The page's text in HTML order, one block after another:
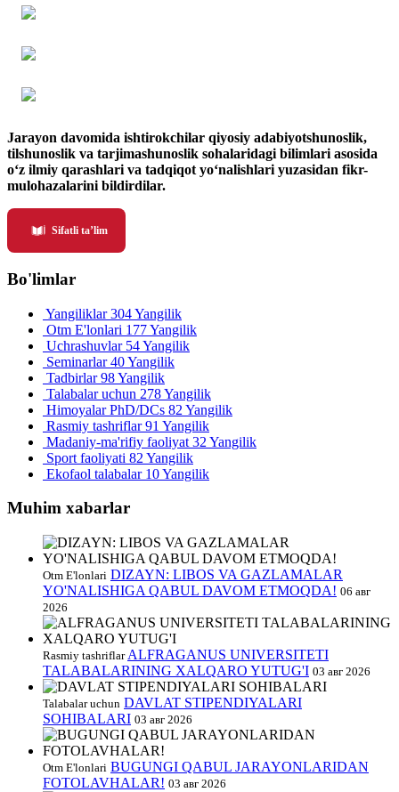
Jarayon davomida ishtirokchilar qiyosiy adabiyotshunoslik,
tilshunoslik va tarjimashunoslik sohalaridagi bilimlari asosida
o‘z ilmiy qarashlari va tadqiqot yo‘nalishlari yuzasidan fikr-
mulohazalarini bildirdilar.
Sifatli ta’lim
Bo'limlar
Yangiliklar304 Yangilik
Otm E'lonlari 177 Yangilik
Uchrashuvlar 54 Yangilik
Seminarlar40 Yangilik
Tadbirlar98 Yangilik
Talabalar uchun 278 Yangilik
Himoyalar PhD/DCs 82 Yangilik
Rasmiy tashriflar91 Yangilik
Madaniy-ma'rifiy faoliyat 32 Yangilik
Sport faoliyati 82 Yangilik
Ekofaol talabalar 10 Yangilik
Muhim xabarlar
Otm E'lonlari DIZAYN: LIBOS VA GAZLAMALAR
YO'NALISHIGA QABUL DAVOM ETMOQDA! 06 авг
2026
Rasmiy tashriflar ALFRAGANUS UNIVERSITETI
TALABALARINING XALQARO YUTUG'I 03 авг 2026
Talabalar uchun DAVLAT STIPENDIYALARI
SOHIBALARI 03 авг 2026
Otm E'lonlari BUGUNGI QABUL JARAYONLARIDAN
FOTOLAVHALAR! 03 авг 2026